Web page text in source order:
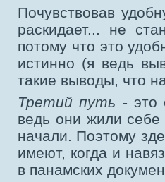
Почувствовав
раскидает... не
потому что это
истинно (я ведь
такие выводы, что
Третий путь - это
ведь они жили себе
начали. Поэтому
имеют, когда и
в панамских